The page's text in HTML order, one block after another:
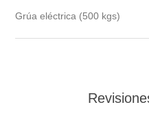
Grúa eléctrica (500 kgs)